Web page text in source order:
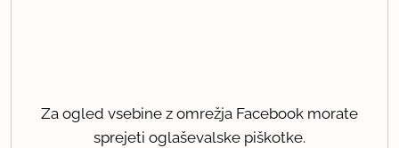
Za ogled vsebine z omrežja Facebook morate
sprejeti oglaševalske piškotke.